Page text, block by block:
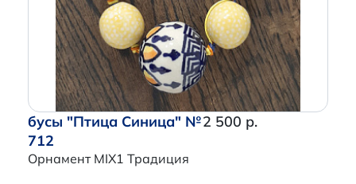
бусы "Птица Синица" №
712
Орнамент MIX1 Традиция
2 500 р.